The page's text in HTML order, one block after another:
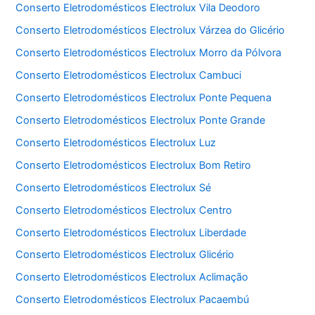
Conserto Eletrodomésticos Electrolux Vila Deodoro
Conserto Eletrodomésticos Electrolux Várzea do Glicério
Conserto Eletrodomésticos Electrolux Morro da Pólvora
Conserto Eletrodomésticos Electrolux Cambuci
Conserto Eletrodomésticos Electrolux Ponte Pequena
Conserto Eletrodomésticos Electrolux Ponte Grande
Conserto Eletrodomésticos Electrolux Luz
Conserto Eletrodomésticos Electrolux Bom Retiro
Conserto Eletrodomésticos Electrolux Sé
Conserto Eletrodomésticos Electrolux Centro
Conserto Eletrodomésticos Electrolux Liberdade
Conserto Eletrodomésticos Electrolux Glicério
Conserto Eletrodomésticos Electrolux Aclimação
Conserto Eletrodomésticos Electrolux Pacaembú